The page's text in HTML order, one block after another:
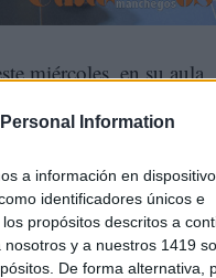
Information
a información en
identificadores únicos e
propósitos descritos a
y a nuestros 1419
De forma alternativa,
miércoles, en su aula
que vuelve a poner el foco